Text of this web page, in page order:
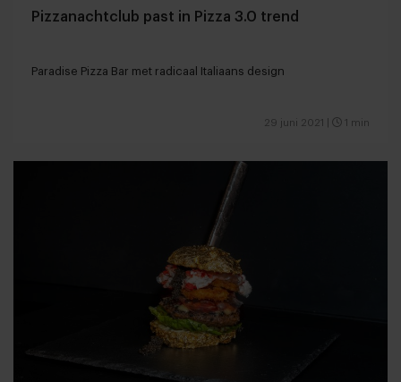
Pizzanachtclub past in Pizza 3.0 trend
Paradise Pizza Bar met radicaal Italiaans design
29 juni 2021 1 min